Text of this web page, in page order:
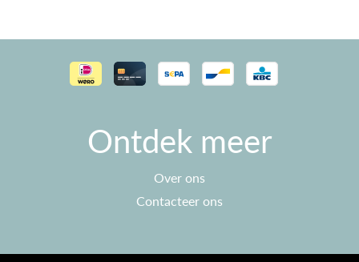
Ontdek meer
Over ons
Contacteer ons